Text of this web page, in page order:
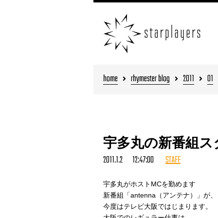
home rhymester blog 2011 01
宇多丸の新番組ス
2011.1.2 12:47:00 STAFF
宇多丸がホストMCを勤めます
新番組「antenna（アンテナ）」が、
今度はテレビ大阪ではじまります。